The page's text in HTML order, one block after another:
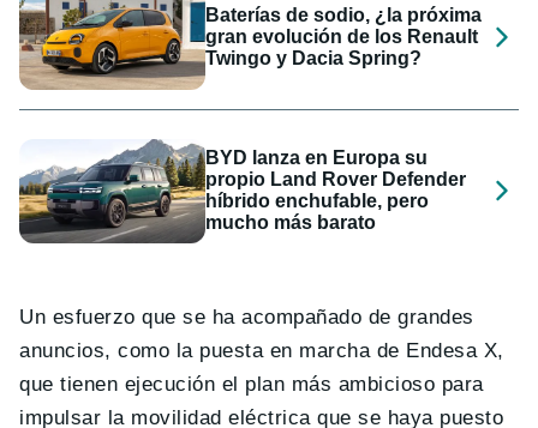
Baterías de sodio, ¿la próxima
gran evolución de los Renault
Twingo y Dacia Spring?
BYD lanza en Europa su
propio Land Rover Defender
híbrido enchufable, pero
mucho más barato
Un esfuerzo que se ha acompañado de grandes
anuncios, como la puesta en marcha de Endesa X,
que tienen ejecución el plan más ambicioso para
impulsar la movilidad eléctrica que se haya puesto